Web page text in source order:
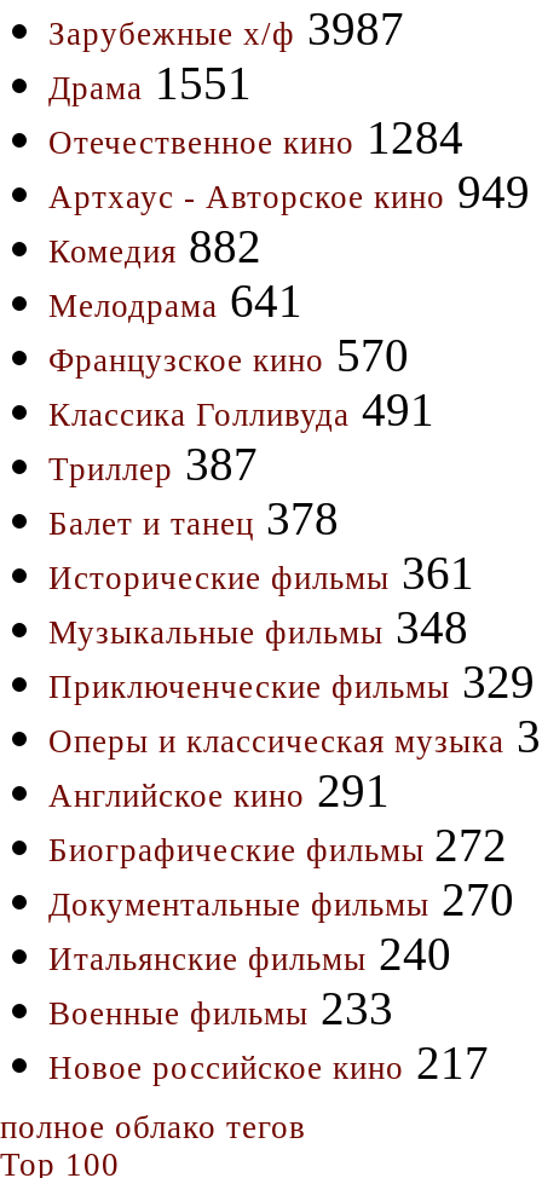
Зарубежные х/ф 3987
Драма 1551
Отечественное кино 1284
Артхаус - Авторское кино 949
Комедия 882
Мелодрама 641
Французское кино 570
Классика Голливуда 491
Триллер 387
Балет и танец 378
Исторические фильмы 361
Музыкальные фильмы 348
Приключенческие фильмы 329
Оперы и классическая музыка
Английское кино 291
Биографические фильмы 272
Документальные фильмы 270
Итальянские фильмы 240
Военные фильмы 233
Новое российское кино 217
полное облако тегов
Top 100